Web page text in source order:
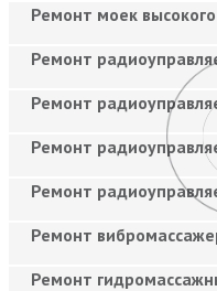
Ремонт моек
Ремонт
Ремонт
Ремонт
Ремонт
Ремонт
Ремонт